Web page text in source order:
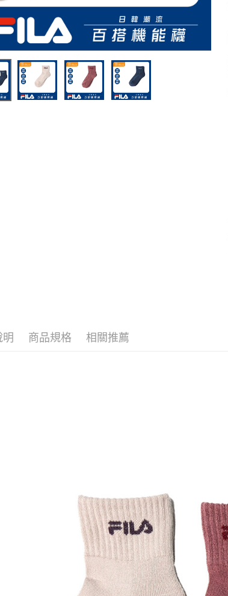
明 商品規格 相關推薦